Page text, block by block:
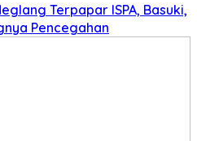
Terpapar ISPA, Basuki,
Pencegahan